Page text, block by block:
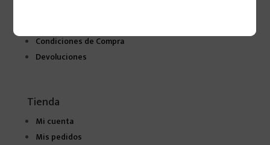
Condiciones de Compra
Devoluciones
Tienda
Mi cuenta
Mis pedidos